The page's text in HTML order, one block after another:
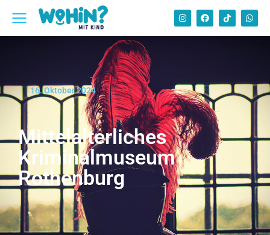
16. Oktober 2024
Mittelalterliches
Kriminalmuseum
Rothenburg